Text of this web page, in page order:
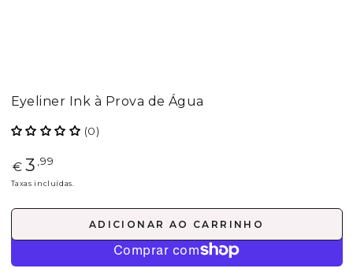
Eyeliner Ink à Prova de Água
(0)
Preço
regular
€ 3 ,99
Taxas incluídas.
ADICIONAR AO CARRINHO